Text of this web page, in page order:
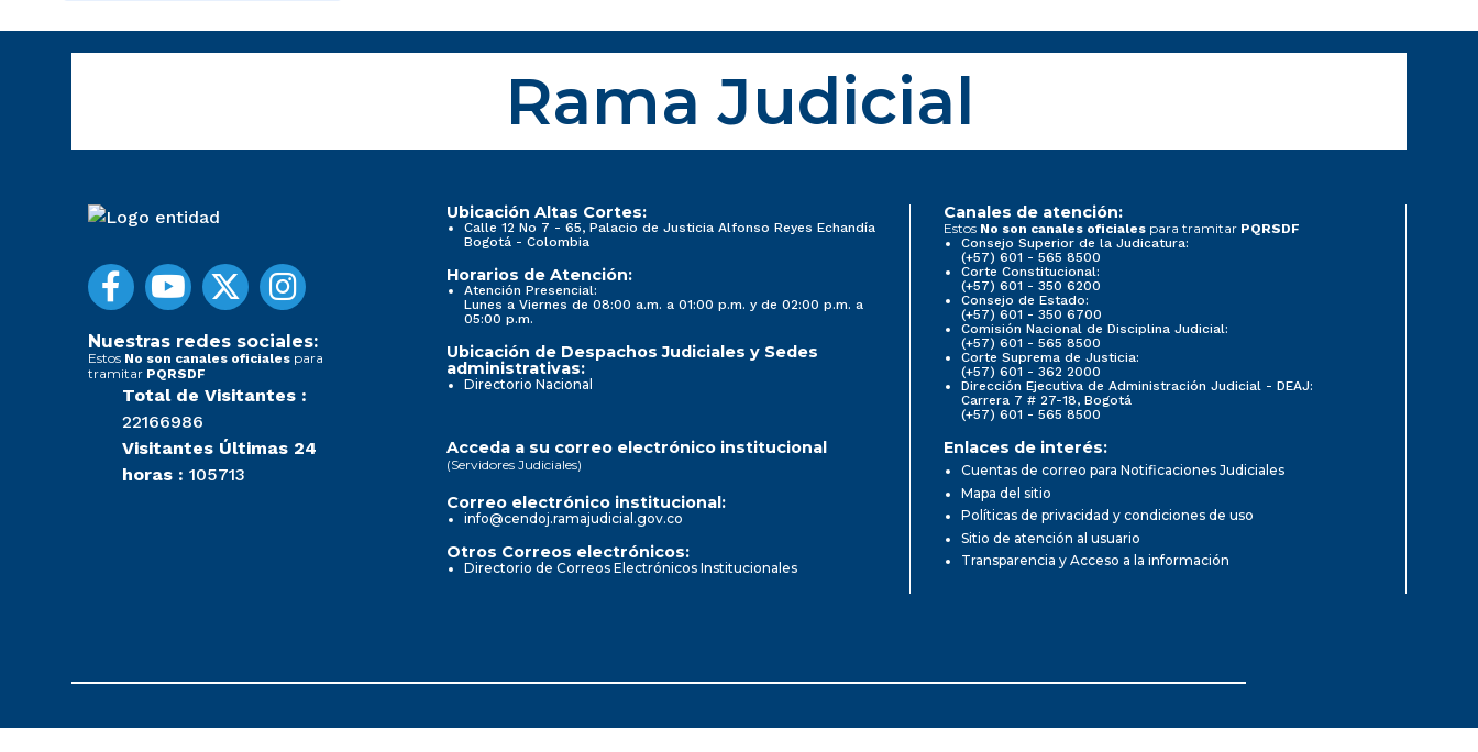
Rama Judicial
Nuestras redes sociales:
Estos No son canales oficiales para
tramitar PQRSDF
Total de Visitantes :
22166986
Visitantes Últimas 24
horas : 105713
Ubicación Altas Cortes:
Calle 12 No 7 - 65, Palacio de Justicia Alfonso Reyes Echandía
Bogotá - Colombia
Horarios de Atención:
Atención Presencial:
Lunes a Viernes de 08:00 a.m. a 01:00 p.m. y de 02:00 p.m. a
05:00 p.m.
Ubicación de Despachos Judiciales y Sedes
administrativas:
Directorio Nacional
Canales de atención:
Estos No son canales oficiales para tramitar PQRSDF
Consejo Superior de la Judicatura:
(+57) 601 - 565 8500
Corte Constitucional:
(+57) 601 - 350 6200
Consejo de Estado:
(+57) 601 - 350 6700
Comisión Nacional de Disciplina Judicial:
(+57) 601 - 565 8500
Corte Suprema de Justicia:
(+57) 601 - 362 2000
Dirección Ejecutiva de Administración Judicial - DEAJ:
Carrera 7 # 27-18, Bogotá
(+57) 601 - 565 8500
Acceda a su correo electrónico institucional
(Servidores Judiciales)
Correo electrónico institucional:
info@cendoj.ramajudicial.gov.co
Otros Correos electrónicos:
Directorio de Correos Electrónicos Institucionales
Enlaces de interés:
Cuentas de correo para Notificaciones Judiciales
Mapa del sitio
Políticas de privacidad y condiciones de uso
Sitio de atención al usuario
Transparencia y Acceso a la información